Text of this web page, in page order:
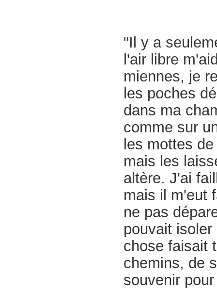
"Il y a
l'air libre
miennes, je
les poches
dans ma
comme sur
les mottes
mais les
altère. J'ai
mais il m'eut
ne pas
pouvait
chose faisait
chemins, de
souvenir